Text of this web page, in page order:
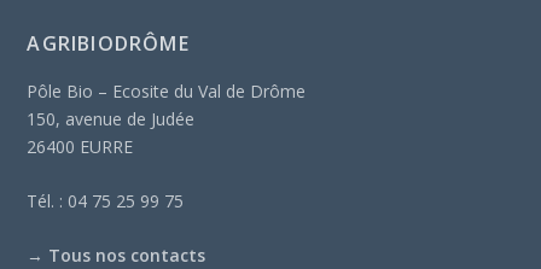
AGRIBIODRÔME
Pôle Bio – Ecosite du Val de Drôme
150, avenue de Judée
26400 EURRE
Tél. : 04 75 25 99 75
→ Tous nos contacts